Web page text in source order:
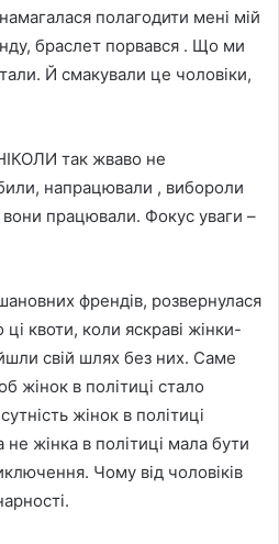
намагалася полагодити мені мій
браслет порвався . Що ми
Й смакували це чоловіки,
так жваво не
напрацювали , вибороли
вони працювали. Фокус уваги –
френдів, розвернулася
квоти, коли яскраві жінки-
свій шлях без них. Саме
жінок в політиці стало
жінок в політиці
жінка в політиці мала бути
Чому від чоловіків